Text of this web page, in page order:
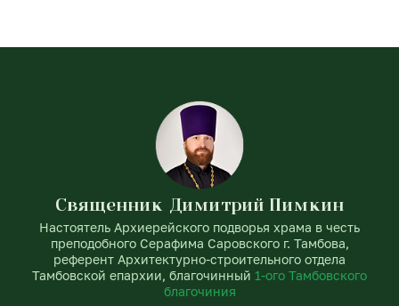
Священник Димитрий Пимкин
Настоятель Архиерейского подворья храма в честь
преподобного Серафима Саровского г. Тамбова,
референт Архитектурно-строительного отдела
Тамбовской епархии, благочинный 1-ого Тамбовского
благочиния